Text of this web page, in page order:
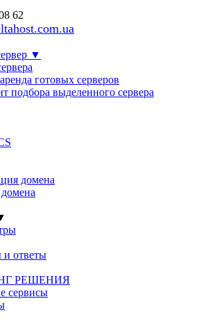
62
▼
готовых серверов
подбора выделенного сервера
домена
ответы
РЕШЕНИЯ
сервисы